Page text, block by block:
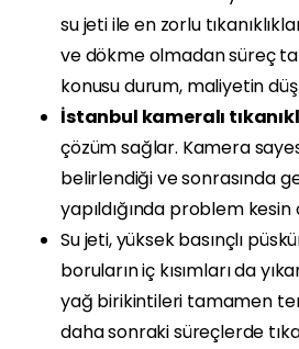
su jeti ile en zorlu
ve dökme olmadan süreç
konusu durum, maliyetin
İstanbul kameralı
çözüm sağlar. Kamera
belirlendiği ve sonrasında
yapıldığında problem
Su jeti, yüksek basınçlı
boruların iç kısımları da
yağ birikintileri tamamen
daha sonraki süreçlerde